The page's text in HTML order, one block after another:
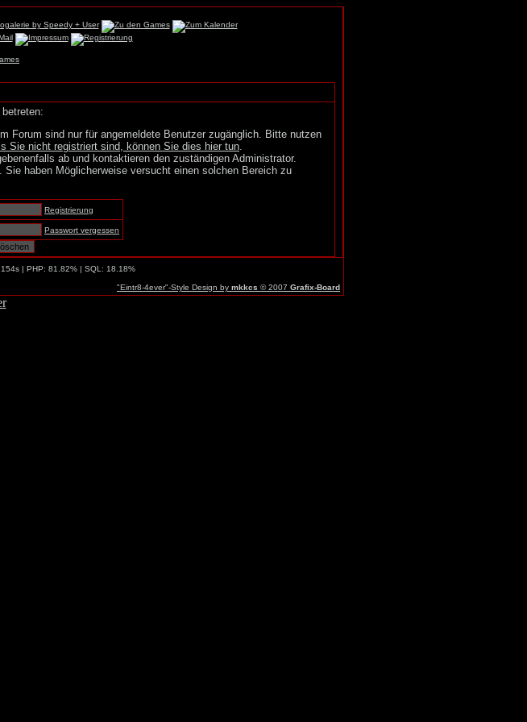
Forum sind nur für angemeldete Benutzer zugänglich. Bitte nutzen
Sie nicht registriert sind, können Sie dies hier tun.
ab und kontaktieren den zuständigen Administrator.
haben Möglicherweise versucht einen solchen Bereich zu
Registrierung
Passwort vergessen
| PHP: 81.82% | SQL: 18.18%
"Eintr8-4ever"-Style Design by mkkcs © 2007 Grafix-Board